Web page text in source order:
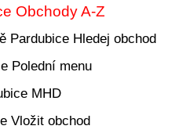
Obchody A-Z
Hledej obchod
Polední menu
MHD
Vložit obchod